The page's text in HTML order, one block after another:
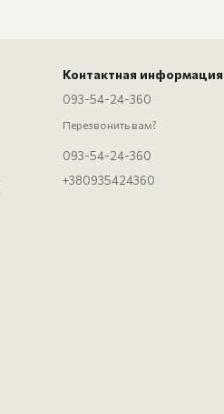
Контактная информация
093-54-24-360
Перезвонить вам?
093-54-24-360
+380935424360